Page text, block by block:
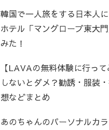
韓国で一人旅をする日本人
ホテル「マングローブ東大
みた！
【LAVAの無料体験に行っ
しないとダメ？勧誘・服装
想などまとめ
あのちゃんのパーソナルカ